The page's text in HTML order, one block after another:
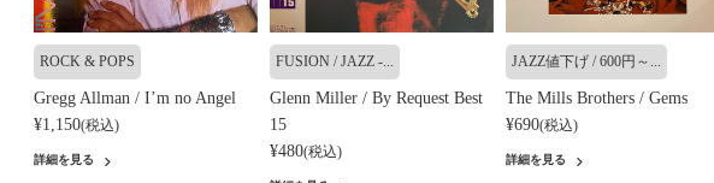
ROCK & POPS
Gregg Allman / I’m no Angel
¥1,150(税込)
詳細を見る
FUSION / JAZZ -...
Glenn Miller / By Request Best
15
¥480(税込)
JAZZ値下げ / 600円～...
The Mills Brothers / Gems
¥690(税込)
詳細を見る